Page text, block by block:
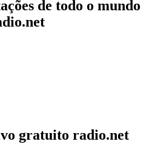
de todo o mundo
gratuito radio.net